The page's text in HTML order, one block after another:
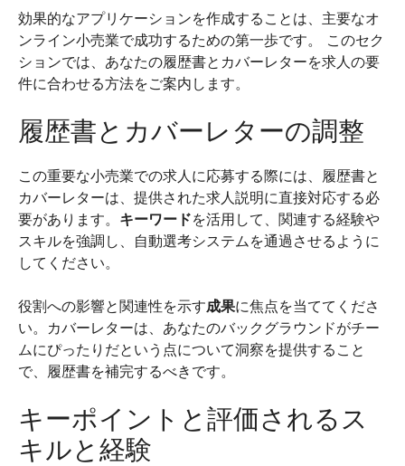
効果的なアプリケーションを作成することは、主要なオ
ンライン小売業で成功するための第一歩です。 このセク
ションでは、あなたの履歴書とカバーレターを求人の要
件に合わせる方法をご案内します。
履歴書とカバーレターの調整
この重要な小売業での求人に応募する際には、履歴書と
カバーレターは、提供された求人説明に直接対応する必
要があります。 キーワードを活用して、関連する経験や
スキルを強調し、自動選考システムを通過させるように
してください。
役割への影響と関連性を示す成果に焦点を当ててくださ
い。カバーレターは、あなたのバックグラウンドがチー
ムにぴったりだという点について洞察を提供すること
で、履歴書を補完するべきです。
キーポイントと評価されるス
キルと経験